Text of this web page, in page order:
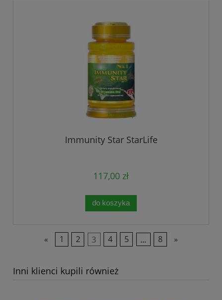
Immunity Star StarLife
117,00 zł
do koszyka
« 1 2 3 4 5 ... 8 »
Inni klienci kupili również